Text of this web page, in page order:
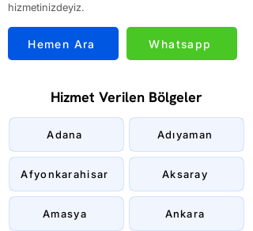
hizmetinizdeyiz.
Hemen Ara Whatsapp
Hizmet Verilen Bölgeler
Adana
Afyonkarahisar
Amasya
Adıyaman
Aksaray
Ankara